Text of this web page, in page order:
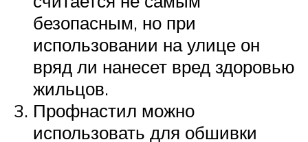
безопасным, но при
использовании на улице он
вряд ли нанесет вред здоровью
жильцов.
Профнастил можно
использовать для обшивки